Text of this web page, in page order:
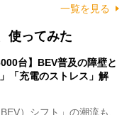
一覧を見る
使ってみた
台】BEV普及の障壁と
「充電のストレス」解
）シフト」の潮流も、